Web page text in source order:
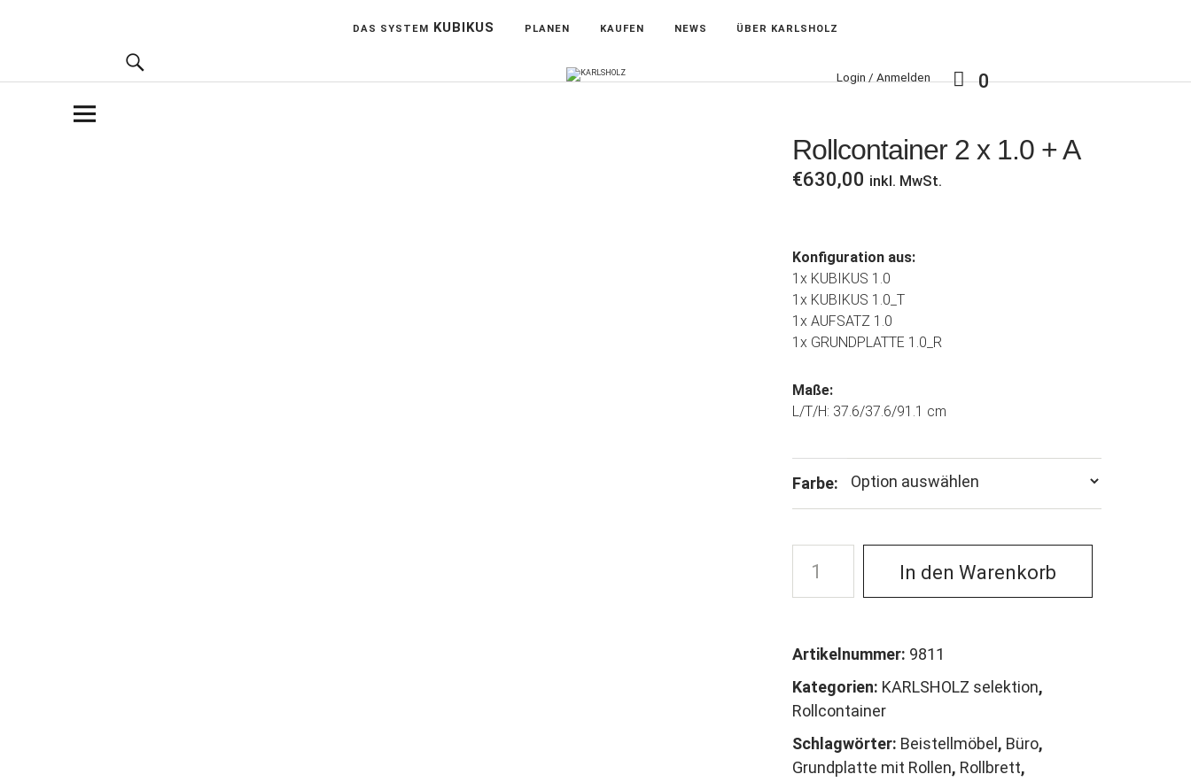
DAS SYSTEM KUBIKUS PLANEN KAUFEN NEWS ÜBER KARLSHOLZ
KARLSHOLZ Login / Anmelden 0
Rollcontainer 2 x 1.0 + A
€630,00 inkl. MwSt.
Konfiguration aus:
1x KUBIKUS 1.0
1x KUBIKUS 1.0_T
1x AUFSATZ 1.0
1x GRUNDPLATTE 1.0_R
Maße:
L/T/H: 37.6/37.6/91.1 cm
Farbe:
In den Warenkorb
Artikelnummer: 9811
Kategorien: KARLSHOLZ selektion,
Rollcontainer
Schlagwörter: Beistellmöbel , Büro,
Grundplatte mit Rollen, Rollbrett,